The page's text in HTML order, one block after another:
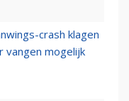
crash klagen
vangen mogelijk